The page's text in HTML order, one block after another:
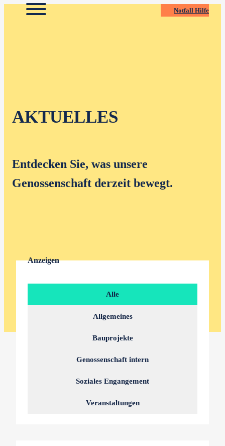
Notfall Hilfe
AKTUELLES
Entdecken Sie, was unsere
Genossenschaft derzeit bewegt.
Anzeigen
Alle
Allgemeines
Bauprojekte
Genossenschaft intern
Soziales Engangement
Veranstaltungen